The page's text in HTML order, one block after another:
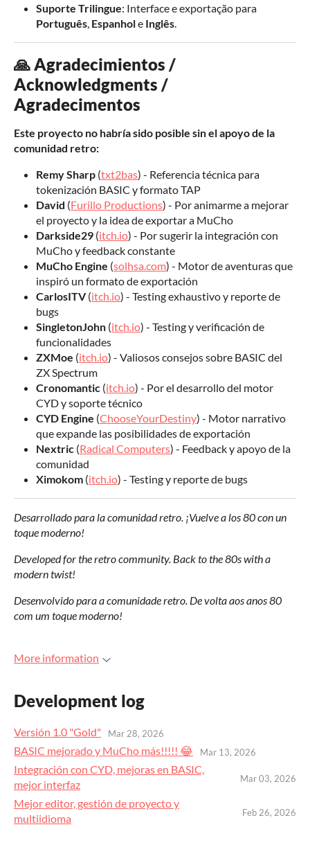
Suporte Trilingue: Interface e exportação para
Português Espanhole Inglês
🙏 Agradecimientos /
Acknowledgments /
Agradecimentos
Este proyecto no habría sido posible sin el apoyo de la
comunidad retro:
Remy Sharp (txt2bas) - Referencia técnica para
tokenización BASIC y formato TAP
David (Furillo Productions) - Por animarme a mejorar
el proyecto y la idea de exportar a MuCho
Darkside29 (itch.io) - Por sugerir la integración con
MuCho y feedback constante
MuCho Engine (solhsa.com) - Motor de aventuras que
inspiró un formato de exportación
CarlosITV(itch.io) - Testing exhaustivo y reporte de
bugs
SingletonJohn (itch.io) - Testing y verificación de
funcionalidades
ZXMoe (itch.io) - Valiosos consejos sobre BASIC del
ZX Spectrum
Cronomantic (itch.io) - Por el desarrollo del motor
CYD y soporte técnico
CYD Engine (ChooseYourDestiny) - Motor narrativo
que expande las posibilidades de exportación
Nextric (Radical Computers) - Feedback y apoyo de la
comunidad
Ximokom (itch.io) - Testing y reporte de bugs
Desarrollado para la comunidad retro. ¡Vuelve a los 80 con un
toque moderno!
Developed for the retro community. Back to the 80s with a
modern twist!
Desenvolvido para a comunidade retro. De volta aos anos 80
com um toque moderno!
More information
Development log
Versión 1.0 "Gold" Mar 28, 2026
BASIC mejorado y MuCho más!!!!! 😂 Mar 13, 2026
Integración con CYD, mejoras en BASIC,
mejor interfaz
Mar 03, 2026
Mejor editor, gestión de proyecto y
multiidioma
Feb 26, 2026